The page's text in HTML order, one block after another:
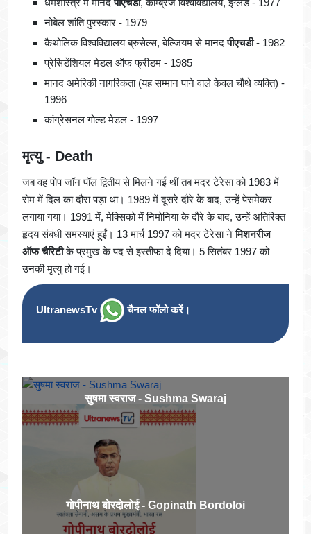
धर्मशास्त्र में मानदपीएचडी, कैम्ब्रिज विश्वविद्यालय, इंग्लैंड - 1977
नोबेल शांति पुरस्कार - 1979
कैथोलिक विश्वविद्यालय ब्रुसेल्स, बेल्जियम से मानदपीएचडी- 1982
प्रेसिडेंशियल मेडल ऑफ फ्रीडम - 1985
मानद अमेरिकी नागरिकता (यह सम्मान पाने वाले केवल चौथे व्यक्ति) -
1996
कांग्रेसनल गोल्ड मेडल - 1997
मृत्यु - Death
जब वह पोप जॉन पॉल द्वितीय से मिलने गई थीं तब मदर टेरेसा को 1983 में
रोम में दिल का दौरा पड़ा था। 1989 में दूसरे दौरे के बाद, उन्हें पेसमेकर
लगाया गया। 1991 में, मेक्सिको में निमोनिया के दौरे के बाद, उन्हें अतिरिक्त
हृदय संबंधी समस्याएं हुईं। 13 मार्च 1997 को मदर टेरेसा नेमिशनरीज
ऑफ चैरिटीके प्रमुख के पद से इस्तीफा दे दिया। 5 सितंबर 1997 को
उनकी मृत्यु हो गई।
UltranewsTv चैनल फॉलो करें।
सुषमा स्वराज - Sushma Swaraj
गोपीनाथ बोरदोलोई - Gopinath Bordoloi